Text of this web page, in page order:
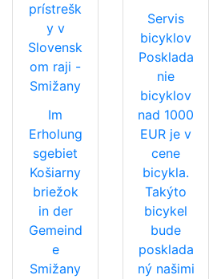
prístrešk
y v
Slovensk
om raji -
Smižany
Im
Erholung
sgebiet
Košiarny
briežok
in der
Gemeind
e
Smižany
Servis
bicyklov
Posklada
nie
bicyklov
nad 1000
EUR je v
cene
bicykla.
Takýto
bicykel
bude
posklada
ný našimi